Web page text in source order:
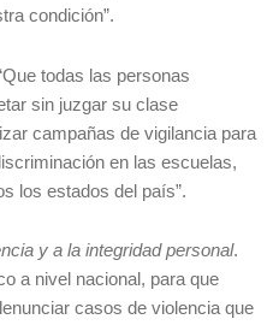
condición”.
todas las personas
sin juzgar su clase
campañas de vigilancia para
en las escuelas,
los estados del país”.
y a la integridad personal.
a nivel nacional, para que
casos de violencia que